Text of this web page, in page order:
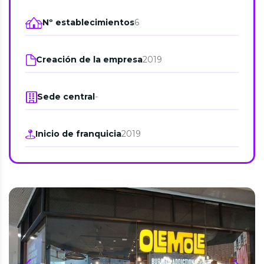
Nº establecimientos6
Creación de la empresa2019
Sede central-
Inicio de franquicia2019